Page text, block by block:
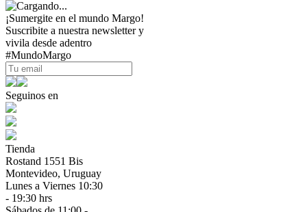
¡Sumergite en el mundo Margo!
Suscribite a nuestra newsletter y
vivila desde adentro
#MundoMargo
Seguinos en
Tienda
Rostand 1551 Bis
Montevideo, Uruguay
Lunes a Viernes 10:30
- 19:30 hrs